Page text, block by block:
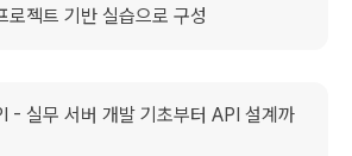
로젝트 기반 실습으로 구성
실무 서버 개발 기초부터 API 설계까